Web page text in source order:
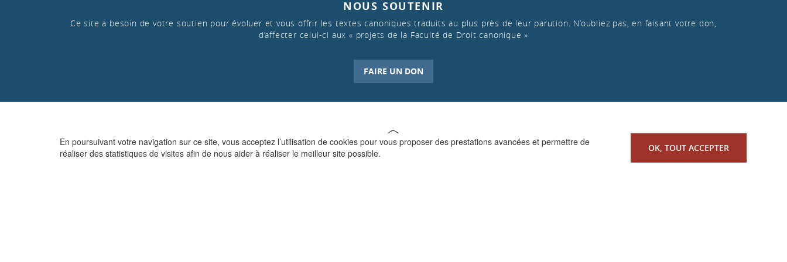
En poursuivant votre navigation sur ce site, vous acceptez l’utilisation de cookies pour vous proposer des prestations avancées et permettre de
réaliser des statistiques de visites afin de nous aider à réaliser le meilleur site possible.
OK, TOUT ACCEPTER
NOUS SOUTENIR
Ce site a besoin de votre soutien pour évoluer et vous offrir les textes canoniques traduits au plus près de leur parution. N’oubliez pas, en faisant votre don,
d’affecter celui-ci aux « projets de la Faculté de Droit canonique »
FAIRE UN DON